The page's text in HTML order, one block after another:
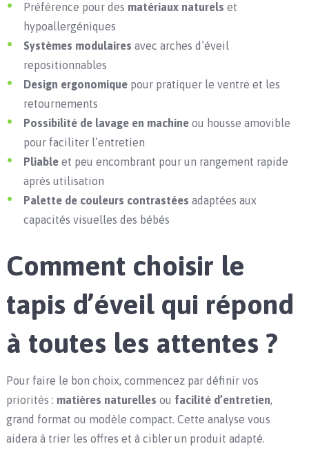
Préférence pour des matériaux naturels et
hypoallergéniques
Systèmes modulaires avec arches d’éveil
repositionnables
Design ergonomiquepour pratiquer le ventre et les
retournements
Possibilité de lavage en machineou housse amovible
pour faciliter l’entretien
Pliableet peu encombrant pour un rangement rapide
après utilisation
Palette de couleurs contrastées adaptées aux
capacités visuelles des bébés
Comment choisir le
tapis d’éveil qui répond
à toutes les attentes ?
Pour faire le bon choix, commencez par définir vos
priorités : matières naturelles ou facilité d’entretien,
grand format ou modèle compact. Cette analyse vous
aidera à trier les offres et à cibler un produit adapté.